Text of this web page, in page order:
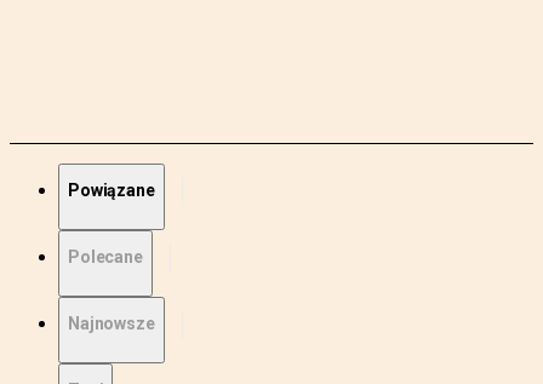
Powiązane
Polecane
Najnowsze